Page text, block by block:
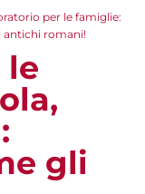
per le famiglie:
antichi romani!
le
gli